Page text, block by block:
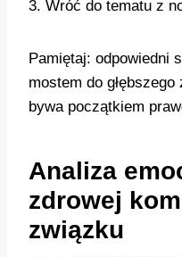
3. Wróć do tematu z
Pamiętaj: odpowiedni
mostem do
bywa początkiem
Analiza
zdrowej
związku